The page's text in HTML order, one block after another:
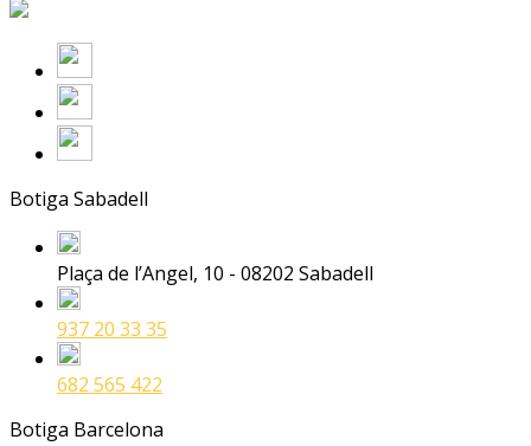
Botiga Sabadell
Plaça de l’Angel, 10 - 08202 Sabadell
937 20 33 35
682 565 422
Botiga Barcelona